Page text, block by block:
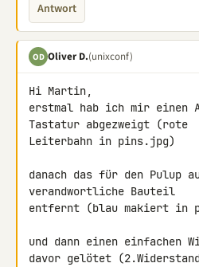
Antwort
OD Oliver D.(unixconf)
Hi Martin,
erstmal hab ich mir einen
Tastatur abgezweigt (rote
Leiterbahn in pins.jpg)
danach das für den Pulup
verandwortliche Bauteil
entfernt (blau makiert in
und dann einen einfachen
davor gelötet